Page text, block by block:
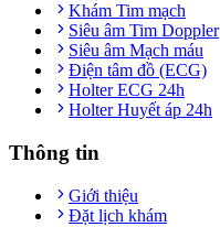
Khám Tim mạch
Siêu âm Tim Doppler
Siêu âm Mạch máu
Điện tâm đồ (ECG)
Holter ECG 24h
Holter Huyết áp 24h
Thông tin
Giới thiệu
Đặt lịch khám